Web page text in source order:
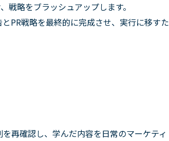
戦略をブラッシュアップします。
PR戦略を最終的に完成させ、実行に移すた
再確認し、学んだ内容を日常のマーケティ